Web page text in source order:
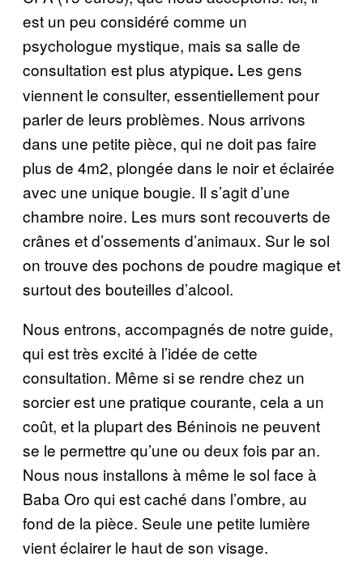
est un peu considéré comme un
psychologue mystique, mais sa salle de
consultation est plus atypique. Les gens
viennent le consulter, essentiellement pour
parler de leurs problèmes. Nous arrivons
dans une petite pièce, qui ne doit pas faire
plus de 4m2, plongée dans le noir et éclairée
avec une unique bougie. Il s’agit d’une
chambre noire. Les murs sont recouverts de
crânes et d’ossements d’animaux. Sur le sol
on trouve des pochons de poudre magique et
surtout des bouteilles d’alcool.
Nous entrons, accompagnés de notre guide,
qui est très excité à l’idée de cette
consultation. Même si se rendre chez un
sorcier est une pratique courante, cela a un
coût, et la plupart des Béninois ne peuvent
se le permettre qu’une ou deux fois par an.
Nous nous installons à même le sol face à
Baba Oro qui est caché dans l’ombre, au
fond de la pièce. Seule une petite lumière
vient éclairer le haut de son visage.